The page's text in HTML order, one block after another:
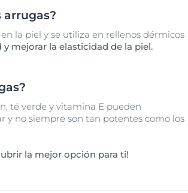
arrugas?
la piel y se utiliza en rellenos dérmicos
mejorar la elasticidad de la piel.
té verde y vitamina E pueden
y no siempre son tan potentes como los
la mejor opción para ti!